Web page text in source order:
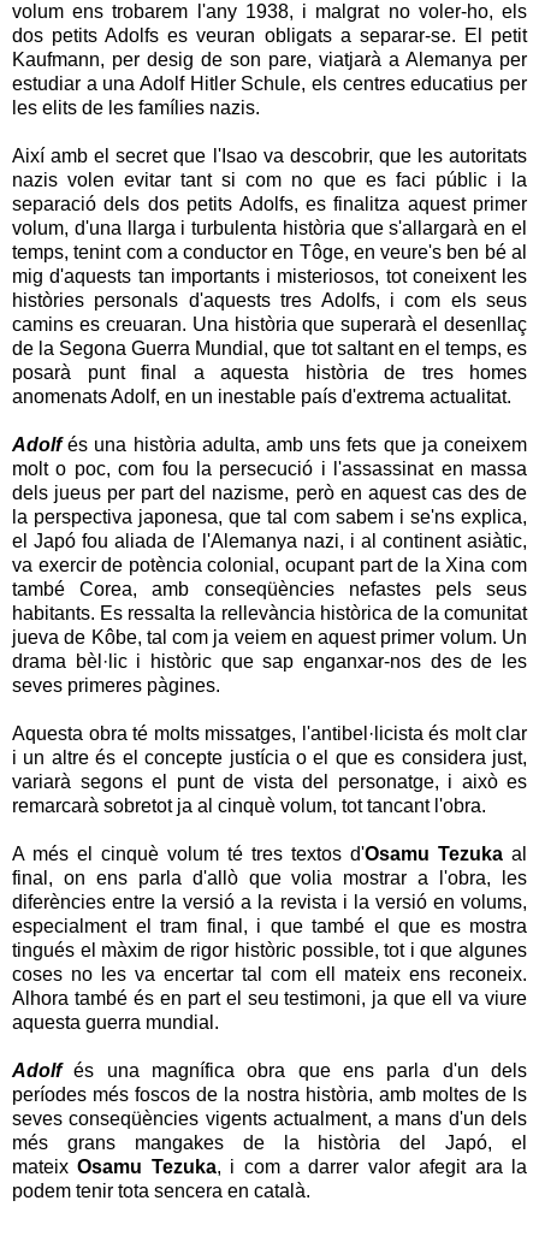
volum ens trobarem l'any 1938, i malgrat no voler-ho, els
dos petits Adolfs es veuran obligats a separar-se. El petit
Kaufmann, per desig de son pare, viatjarà a Alemanya per
estudiar a una Adolf Hitler Schule, els centres educatius per
les elits de les famílies nazis.
Així amb el secret que l'Isao va descobrir, que les autoritats
nazis volen evitar tant si com no que es faci públic i la
separació dels dos petits Adolfs, es finalitza aquest primer
volum, d'una llarga i turbulenta història que s'allargarà en el
temps, tenint com a conductor en Tôge, en veure's ben bé al
mig d'aquests tan importants i misteriosos, tot coneixent les
històries personals d'aquests tres Adolfs, i com els seus
camins es creuaran. Una història que superarà el desenllaç
de la Segona Guerra Mundial, que tot saltant en el temps, es
posarà punt final a aquesta història de tres homes
anomenats Adolf, en un inestable país d'extrema actualitat.
Adolfés una història adulta, amb uns fets que ja coneixem
molt o poc, com fou la persecució i l'assassinat en massa
dels jueus per part del nazisme, però en aquest cas des de
la perspectiva japonesa, que tal com sabem i se'ns explica,
el Japó fou aliada de l'Alemanya nazi, i al continent asiàtic,
va exercir de potència colonial, ocupant part de la Xina com
també Corea, amb conseqüències nefastes pels seus
habitants. Es ressalta la rellevància històrica de la comunitat
jueva de Kôbe, tal com ja veiem en aquest primer volum. Un
drama bèl·lic i històric que sap enganxar-nos des de les
seves primeres pàgines.
Aquesta obra té molts missatges, l'antibel·licista és molt clar
i un altre és el concepte justícia o el que es considera just,
variarà segons el punt de vista del personatge, i això es
remarcarà sobretot ja al cinquè volum, tot tancant l'obra.
A més el cinquè volum té tres textos d'Osamu Tezuka al
final, on ens parla d'allò que volia mostrar a l'obra, les
diferències entre la versió a la revista i la versió en volums,
especialment el tram final, i que també el que es mostra
tingués el màxim de rigor històric possible, tot i que algunes
coses no les va encertar tal com ell mateix ens reconeix.
Alhora també és en part el seu testimoni, ja que ell va viure
aquesta guerra mundial.
Adolf
és una magnífica obra que ens parla d'un dels
períodes més foscos de la nostra història, amb moltes de ls
seves conseqüències vigents actualment, a mans d'un dels
més grans mangakes de la història del Japó, el
mateixOsamu Tezuka, i com a darrer valor afegit ara la
podem tenir tota sencera en català.